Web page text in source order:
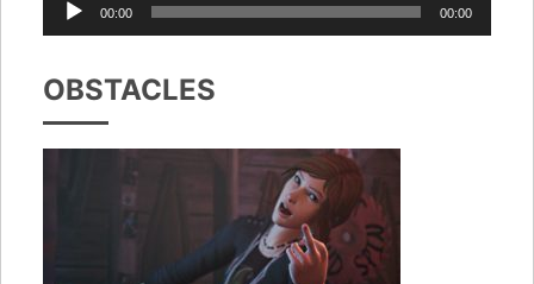
放
00:00 00:00
OBSTACLES